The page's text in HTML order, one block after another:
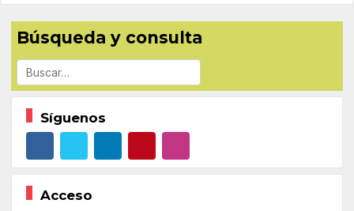
Búsqueda y consulta
Buscar
Síguenos
Acceso